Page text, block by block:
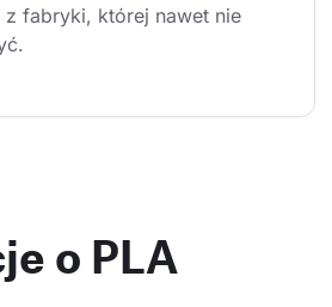
fabryki, której nawet nie
o PLA